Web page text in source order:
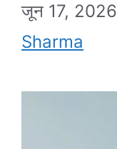
जून 17, 2026
Sharma